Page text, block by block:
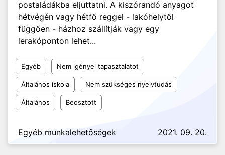
postaládákba eljuttatni. A kiszórandó anyagot
hétvégén vagy hétfő reggel - lakóhelytől
függően - házhoz szállítják vagy egy
lerakóponton lehet...
Egyéb Nem igényel tapasztalatot
Általános iskola Nem szükséges nyelvtudás
Általános Beosztott
Egyéb munkalehetőségek 2021. 09. 20.